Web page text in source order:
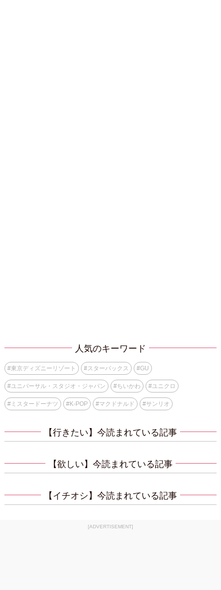
人気のキーワード
#東京ディズニーリゾート #スターバックス #GU
#ユニバーサル・スタジオ・ジャパン #ちいかわ #ユニクロ
#ミスタードーナツ #K-POP #マクドナルド #サンリオ
【行きたい】今読まれている記事
【欲しい】今読まれている記事
【イチオシ】今読まれている記事
[ADVERTISEMENT]